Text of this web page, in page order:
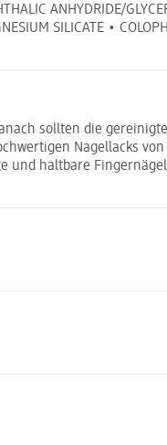
ANHYDRIDE/
SILICATE •
sollten die
Nagellacks
haltbare